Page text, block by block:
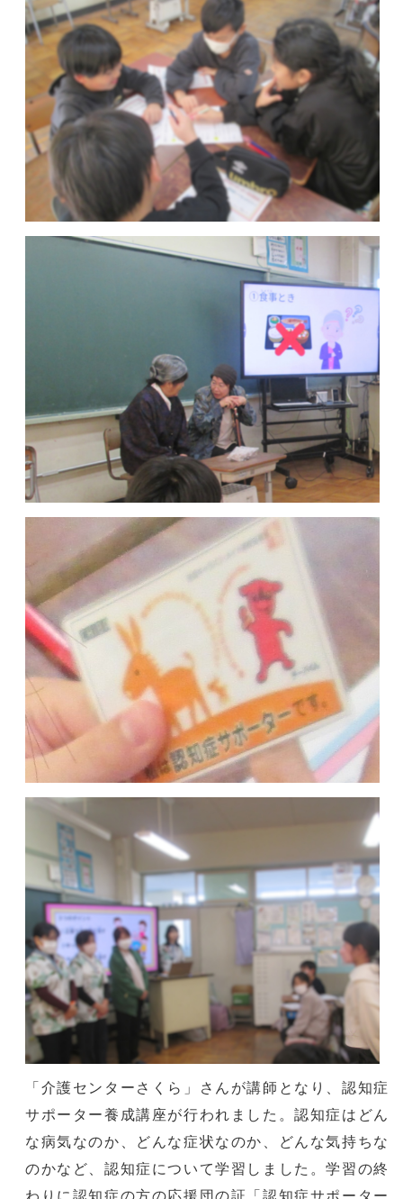
「介護センターさくら」さんが講師となり、認知症
サポーター養成講座が行われました。認知症はどん
な病気なのか、どんな症状なのか、どんな気持ちな
のかなど、認知症について学習しました。学習の終
わりに認知症の方の応援団の証「認知症サポーター